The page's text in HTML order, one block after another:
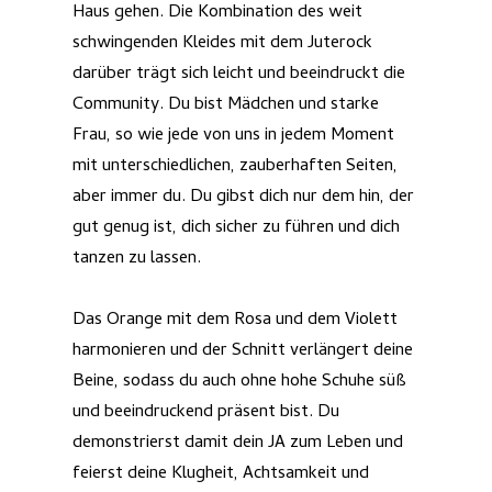
Haus gehen. Die Kombination des weit
schwingenden Kleides mit dem Juterock
darüber trägt sich leicht und beeindruckt die
Community. Du bist Mädchen und starke
Frau, so wie jede von uns in jedem Moment
mit unterschiedlichen, zauberhaften Seiten,
aber immer du. Du gibst dich nur dem hin, der
gut genug ist, dich sicher zu führen und dich
tanzen zu lassen.
Das Orange mit dem Rosa und dem Violett
harmonieren und der Schnitt verlängert deine
Beine, sodass du auch ohne hohe Schuhe süß
und beeindruckend präsent bist. Du
demonstrierst damit dein JA zum Leben und
feierst deine Klugheit, Achtsamkeit und